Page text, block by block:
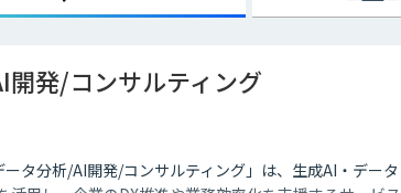
なった結果、回答にかかる時間の短縮でき、顧客からの電話
開発/コンサルティング
タ分析/AI開発/コンサルティング」は、生成AI・データ